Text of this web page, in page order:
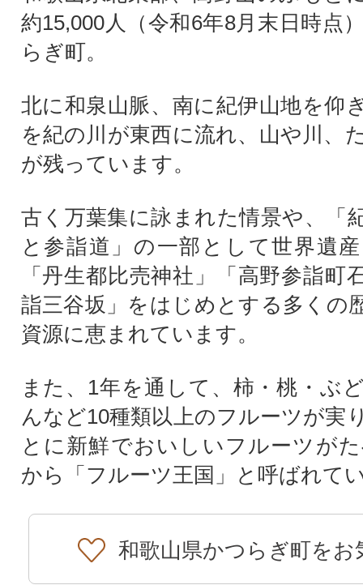
約15,000人（令和6年8月末日時点
らぎ町。
北に和泉山脈、南に紀伊山地を仰
を紀の川が東西に流れ、山や川、
が残っています。
古く万葉集に詠まれた情景や、「
と参詣道」の一部として世界遺
「丹生都比売神社」「高野参詣町
詣三谷坂」をはじめとする多くの
資源に恵まれています。
また、1年を通して、柿・桃・ぶ
んなど10種類以上のフルーツが実
とに新鮮でおいしいフルーツが
から「フルーツ王国」と呼ばれて
和歌山県かつらぎ町をお